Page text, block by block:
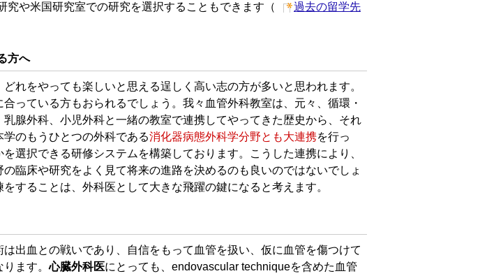
や米国研究室での研究を選択することもできます（
過去の留学先
方へ
れをやっても楽しいと思える逞しく高い志の方が多いと思われます。
っている方もおられるでしょう。我々血管外科教室は、元々、循環・
腺外科、小児外科と一緒の教室で連携してやってきた歴史から、それ
のもうひとつの外科である消化器病態外科学分野とも大連携を行っ
選択できる研修システムを構築しております。こうした連携により、
臨床や研究をよく見て将来の進路を決めるのも良いのではないでしょ
することは、外科医として大きな飛躍の鍵になると考えます。
は出血との戦いであり、自信をもって血管を扱い、仮に血管を傷つけて
ります。心臓外科医にとっても、endovascular techniqueを含めた血管